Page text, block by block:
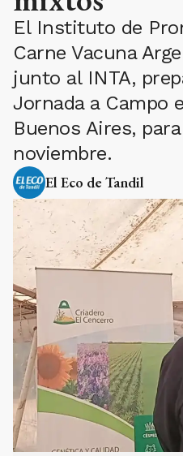
El Instituto de
Carne Vacuna
junto al INTA,
Jornada a Campo
Buenos Aires,
noviembre.
El Eco de Tandil